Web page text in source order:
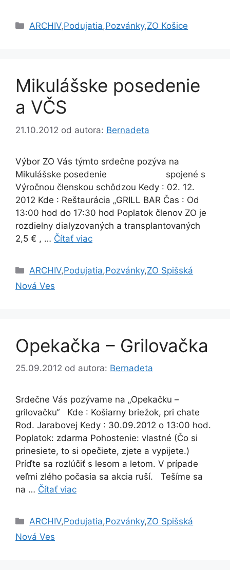
Kategórie
ARCHIV,Podujatia,Pozvánky,ZO Košice
Mikulášske posedenie
a VČS
21.10.2012 od autora: Bernadeta
Výbor ZO Vás týmto srdečne pozýva na
Mikulášske posedenie spojené s
Výročnou členskou schôdzou Kedy : 02. 12.
2012 Kde : Reštaurácia „GRILL BAR Čas : Od
13:00 hod do 17:30 hod Poplatok členov ZO je
rozdielny dialyzovaných a transplantovaných
2,5 € , … Čítať viac
Kategórie
ARCHIV,Podujatia,Pozvánky,ZO Spišská
Nová Ves
Opekačka – Grilovačka
25.09.2012 od autora: Bernadeta
Srdečne Vás pozývame na „Opekačku –
grilovačku“ Kde : Košiarny briežok, pri chate
Rod. Jarabovej Kedy : 30.09.2012 o 13:00 hod.
Poplatok: zdarma Pohostenie: vlastné (Čo si
prinesiete, to si opečiete, zjete a vypijete.)
Príďte sa rozlúčiť s lesom a letom. V prípade
veľmi zlého počasia sa akcia ruší. Tešíme sa
na … Čítať viac
Kategórie
ARCHIV,Podujatia,Pozvánky,ZO Spišská
Nová Ves